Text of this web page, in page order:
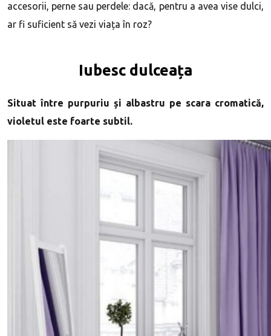
accesorii, perne sau perdele: dacă, pentru a avea vise dulci,
ar fi suficient să vezi viața în roz?
Iubesc dulceața
Situat între purpuriu și albastru pe scara cromatică,
violetul este foarte subtil.